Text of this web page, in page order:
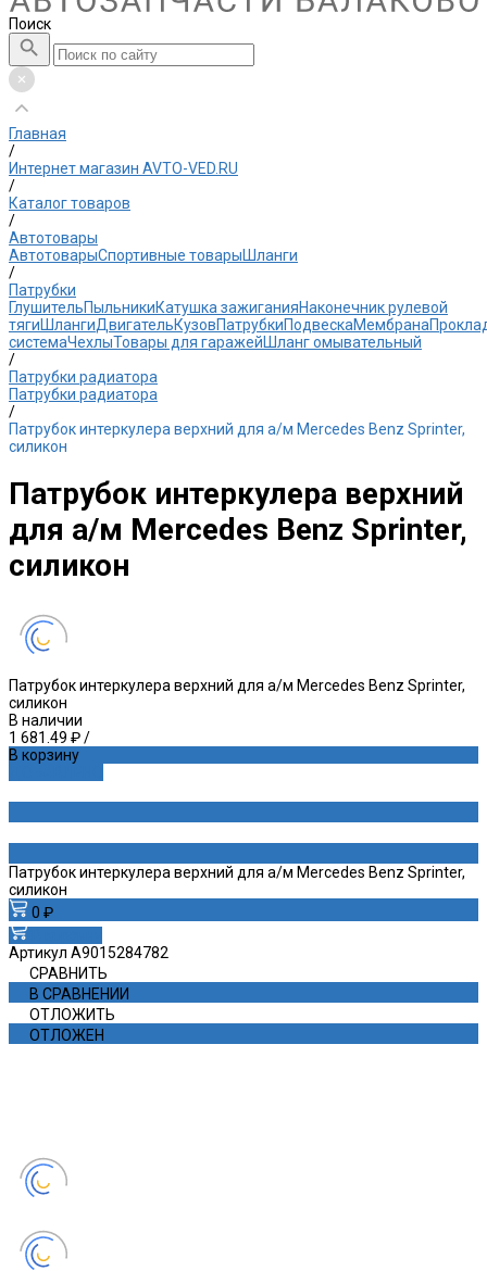
Поиск
Главная
/
Интернет магазин AVTO-VED.RU
/
Каталог товаров
/
Автотовары
АвтотоварыСпортивные товарыШланги
/
Патрубки
ГлушительПыльникиКатушка зажиганияНаконечник рулевой
тягиШлангиДвигательКузовПатрубкиПодвескаМембрана
системаЧехлыТовары для гаражейШланг омывательный
/
Патрубки радиатора
Патрубки радиатора
/
Патрубок интеркулера верхний для а/м Mercedes Benz Sprinter,
силикон
Патрубок интеркулера верхний
для а/м Mercedes Benz Sprinter,
силикон
Патрубок интеркулера верхний для а/м Mercedes Benz Sprinter,
силикон
В наличии
1 681.49 ₽/
В корзину
Патрубок интеркулера верхний для а/м Mercedes Benz Sprinter,
силикон
0 ₽
Артикул A9015284782
СРАВНИТЬ
В СРАВНЕНИИ
ОТЛОЖИТЬ
ОТЛОЖЕН